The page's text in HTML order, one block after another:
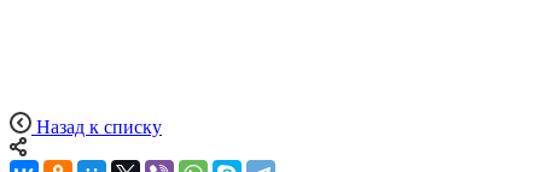
Назад к списку